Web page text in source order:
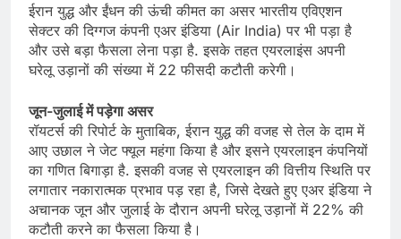
ईरान युद्ध और ईंधन की ऊंची कीमत का असर भारतीय एविएशन
सेक्टर की दिग्गज कंपनी एअर इंडिया (Air India) पर भी पड़ा है
और उसे बड़ा फैसला लेना पड़ा है. इसके तहत एयरलाइंस अपनी
घरेलू उड़ानों की संख्या में 22 फीसदी कटौती करेगी।
जून-जुलाई में पड़ेगा असर
रॉयटर्स की रिपोर्ट के मुताबिक, ईरान युद्ध की वजह से तेल के दाम में
आए उछाल ने जेट फ्यूल महंगा किया है और इसने एयरलाइन कंपनियों
का गणित बिगाड़ा है. इसकी वजह से एयरलाइन की वित्तीय स्थिति पर
लगातार नकारात्मक प्रभाव पड़ रहा है, जिसे देखते हुए एअर इंडिया ने
अचानक जून और जुलाई के दौरान अपनी घरेलू उड़ानों में 22% की
कटौती करने का फैसला किया है।